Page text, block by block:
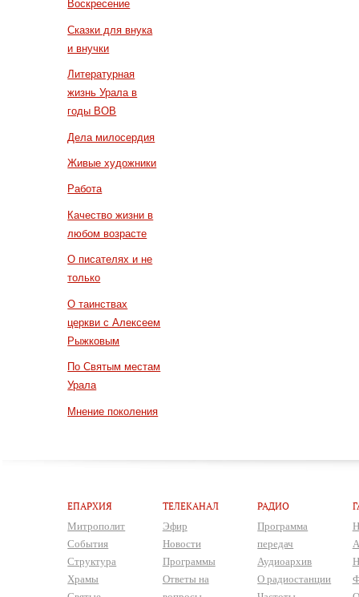
Воскресение
Сказки для внука
и внучки
Литературная
жизнь Урала в
годы ВОВ
Дела милосердия
Живые художники
Работа
Качество жизни в
любом возрасте
О писателях и не
только
О таинствах
церкви с Алексеем
Рыжковым
По Святым местам
Урала
Мнение поколения
ЕПАРХИЯ
Митрополит
События
Структура
Храмы
ТЕЛЕКАНАЛ
Эфир
Новости
Программы
Ответы на
РАДИО
Программа
передач
Аудиоархив
О радиостанции